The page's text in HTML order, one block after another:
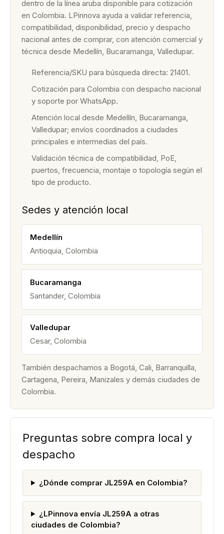
dentro de la línea aruba disponible para cotización
en Colombia. LPinnova ayuda a validar referencia,
compatibilidad, disponibilidad, precio y despacho
nacional antes de comprar, con atención comercial y
técnica desde Medellín, Bucaramanga, Valledupar.
Referencia/SKU para búsqueda directa: 21401.
Cotización para Colombia con despacho nacional
y soporte por WhatsApp.
Atención local desde Medellín, Bucaramanga,
Valledupar; envíos coordinados a ciudades
principales e intermedias del país.
Validación técnica de compatibilidad, PoE,
puertos, frecuencia, montaje o topología según el
tipo de producto.
Sedes y atención local
Medellín
Antioquia, Colombia
Bucaramanga
Santander, Colombia
Valledupar
Cesar, Colombia
También despachamos a Bogotá, Cali, Barranquilla,
Cartagena, Pereira, Manizales y demás ciudades de
Colombia.
Preguntas sobre compra local y
despacho
¿Dónde comprar JL259A en Colombia?
¿LPinnova envía JL259A a otras
ciudades de Colombia?